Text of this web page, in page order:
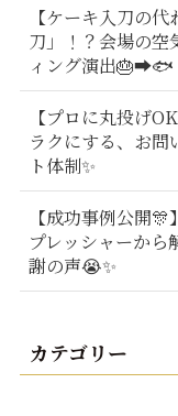
【ケーキ入刀の
刀」！？会場の空
ィング演出🎂➡️🐟
【プロに丸投げ
ラクにする、お
ト体制✨
【成功事例公開
プレッシャーから
謝の声😭✨
カテゴリー